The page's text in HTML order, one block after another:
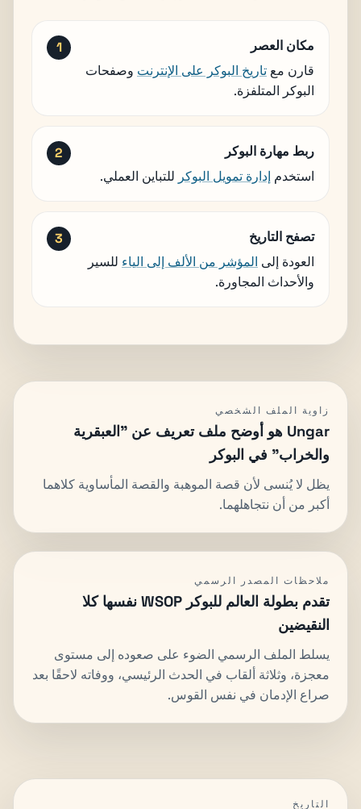
مكان العصر
قارن مع تاريخ البوكر على الإنترنت وصفحات
البوكر المتلفزة.
ربط مهارة البوكر
استخدم إدارة تمويل البوكر للتباين العملي.
تصفح التاريخ
العودة إلى المؤشر من الألف إلى الياء للسير
والأحداث المجاورة.
زاوية الملف الشخصي
Ungar هو أوضح ملف تعريف عن "العبقرية
والخراب" في البوكر
يظل لا يُنسى لأن قصة الموهبة والقصة المأساوية كلاهما
أكبر من أن نتجاهلهما.
ملاحظات المصدر الرسمي
تقدم بطولة العالم للبوكر WSOP نفسها كلا
النقيضين
يسلط الملف الرسمي الضوء على صعوده إلى مستوى
معجزة، وثلاثة ألقاب في الحدث الرئيسي، ووفاته لاحقًا بعد
صراع الإدمان في نفس القوس.
التاريخ